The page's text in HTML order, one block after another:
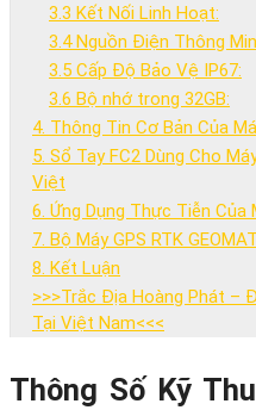
3.3 Kết Nối Linh Hoạt:
3.4 Nguồn Điện Thông
3.5 Cấp Độ Bảo Vệ IP67:
3.6 Bộ nhớ trong 32GB:
4. Thông Tin Cơ Bản Của
5. Sổ Tay FC2 Dùng Cho
Việt
6. Ứng Dụng Thực Tiễn Của
7. Bộ Máy GPS RTK
8. Kết Luận
>>>Trắc Địa Hoàng Phát –
Tại Việt Nam<<<
8. Mua Máy GPS RTK
Thông Số Kỹ